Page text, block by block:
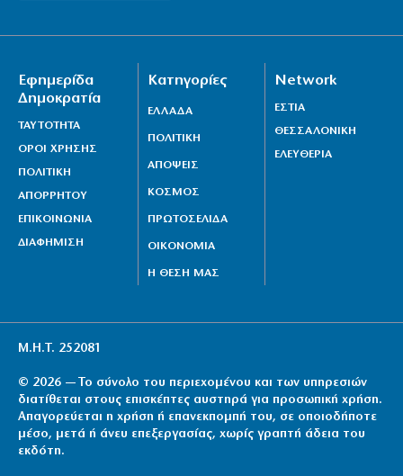
Εφημερίδα
Δημοκρατία
ΤΑΥΤΟΤΗΤΑ
ΟΡΟΙ ΧΡΗΣΗΣ
ΠΟΛΙΤΙΚΗ
ΑΠΟΡΡΗΤΟΥ
ΕΠΙΚΟΙΝΩΝΙΑ
ΔΙΑΦΗΜΙΣΗ
Κατηγορίες
ΕΛΛΑΔΑ
ΠΟΛΙΤΙΚΗ
ΑΠΟΨΕΙΣ
ΚΟΣΜΟΣ
ΠΡΩΤΟΣΕΛΙΔΑ
ΟΙΚΟΝΟΜΙΑ
Η ΘΕΣΗ ΜΑΣ
Network
ΕΣΤΙΑ
ΘΕΣΣΑΛΟΝΙΚΗ
ΕΛΕΥΘΕΡΙΑ
Μ.Η.Τ. 252081
© 2026 — Το σύνολο του περιεχομένου και των υπηρεσιών
διατίθεται στους επισκέπτες αυστηρά για προσωπική χρήση.
Απαγορεύεται η χρήση ή επανεκπομπή του, σε οποιοδήποτε
μέσο, μετά ή άνευ επεξεργασίας, χωρίς γραπτή άδεια του
εκδότη.